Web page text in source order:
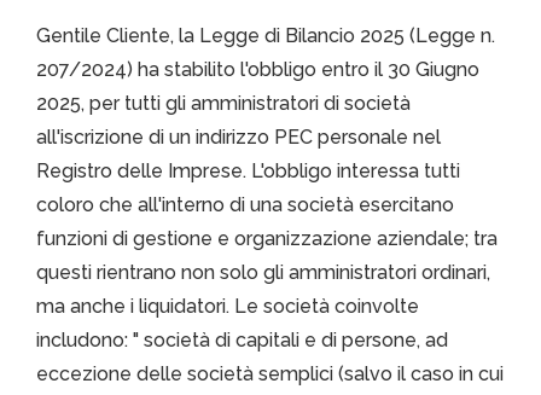
Gentile Cliente, la Legge di Bilancio 2025 (Legge n.
207/2024) ha stabilito l'obbligo entro il 30 Giugno
2025, per tutti gli amministratori di società
all'iscrizione di un indirizzo PEC personale nel
Registro delle Imprese. L'obbligo interessa tutti
coloro che all'interno di una società esercitano
funzioni di gestione e organizzazione aziendale; tra
questi rientrano non solo gli amministratori ordinari,
ma anche i liquidatori. Le società coinvolte
includono: " società di capitali e di persone, ad
eccezione delle società semplici (salvo il caso in cui